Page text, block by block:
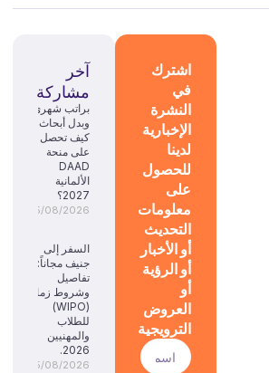
اشترك
في
النشرة
الإخبارية
لدينا
للحصول
على
معلومات
التحديث
أو الأخبار
أو الرؤية
أو
العروض
الترويجية
آخر
مشاركة
براتب شهري
وبدل أبحاث:
كيف تحصل
على منحة
DAAD
الألمانية
2027؟
05/08/2026
السفر إلى
جنيف مجاناً:
تفاصيل
وشروط زمالة
(WIPO)
للطلاب
والمهنيين
2026.
05/08/2026